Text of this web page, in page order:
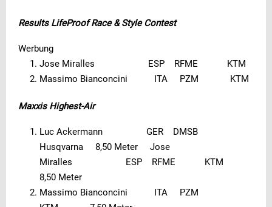
Results LifeProof Race & Style Contest
Werbung
Jose Miralles ESP RFME KTM
Massimo Bianconcini ITA PZM KTM
Maxxis Highest-Air
Luc Ackermann GER DMSB
Husqvarna 8,50 Meter Jose
Miralles ESP RFME KTM
8,50 Meter
Massimo Bianconcini ITA PZM